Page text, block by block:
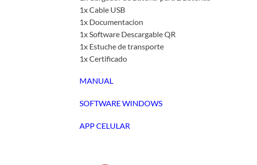
1x Cable USB
1x Documentacion
1x Software Descargable QR
1x Estuche de transporte
1x Certificado
MANUAL
SOFTWARE WINDOWS
APP CELULAR